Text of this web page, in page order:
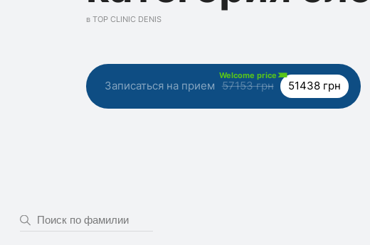
в TOP CLINIC DENIS
Записаться на прием
Welcome price
57153 грн 51438 грн